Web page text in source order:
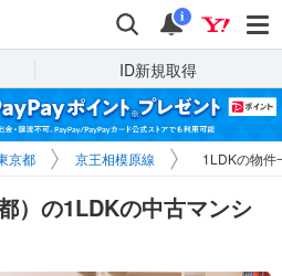
検索 通知
i
ID新規取得
京都 京王相模原線 1LDKの物件
）の1LDKの中古マンシ